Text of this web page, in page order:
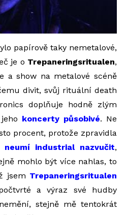
papírově taky nemetalové,
je o Trepaneringsritualen,
a show na metalové scéně
divit, svůj rituální death
doplňuje hodně zlým
koncerty působivé. Ne
procent, protože zpravidla
neumí industrial nazvučit,
mohlo být více nahlas, to
jsem Trepaneringsritualen
a výraz své hudby
stejně mě tentokrát